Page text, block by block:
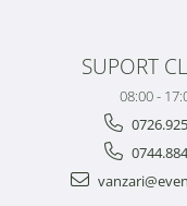
SUPORT
08:00 -